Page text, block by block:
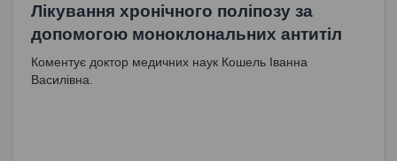
Лікування хронічного поліпозу за
допомогою моноклональних антитіл
Коментує доктор медичних наук Кошель Іванна
Василівна.